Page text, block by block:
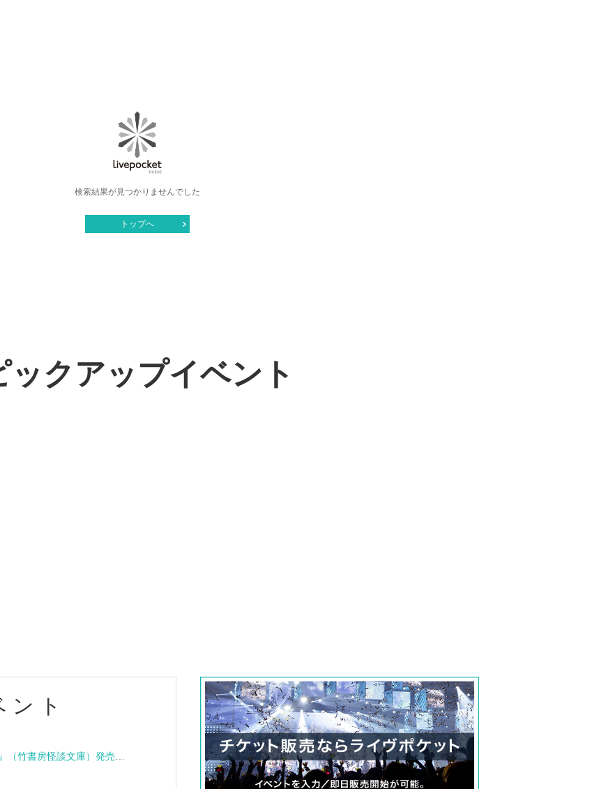
検索結果が見つかりませんでした
トップへ
ックアップイベント
ント